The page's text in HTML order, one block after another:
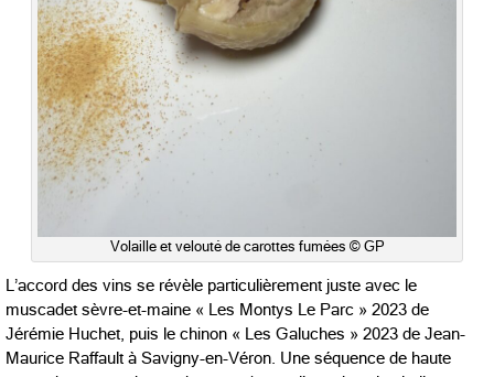
Volaille et velouté de carottes fumées © GP
L’accord des vins se révèle particulièrement juste avec le
muscadet sèvre-et-maine « Les Montys Le Parc » 2023 de
Jérémie Huchet, puis le chinon « Les Galuches » 2023 de Jean-
Maurice Raffault à Savigny-en-Véron. Une séquence de haute